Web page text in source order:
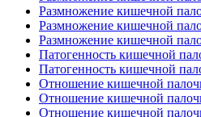
Размножение кишечной
Размножение кишечной
Размножение кишечной
Патогенность кишечной
Патогенность кишечной
Отношение кишечной
Отношение кишечной
Отношение кишечной